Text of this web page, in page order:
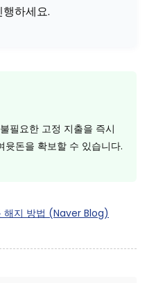
하세요.
필요한 고정 지출을 즉시
윳돈을 확보할 수 있습니다.
해지 방법 (Naver Blog)